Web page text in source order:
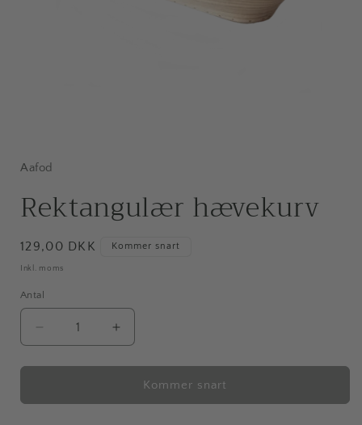
iAafod
Rektangulær hævekurv
Normalpris
129,00 DKK Kommer snart
Inkl. moms
Antal
Antal
Reducer
antallet
for
hævekurv
Øg
antallet
for
Rektangulær
hævekurv
Kommer snart